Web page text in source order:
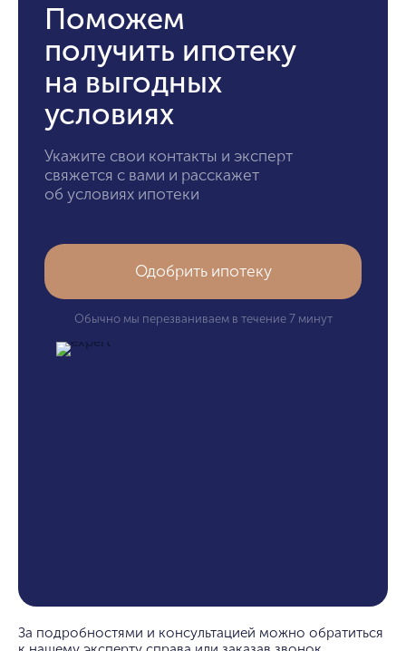
Поможем
получить ипотеку
на выгодных
условиях
Укажите свои контакты и эксперт
свяжется с вами и расскажет
об условиях ипотеки
Одобрить ипотеку
Обычно мы перезваниваем в течение 7 минут
За подробностями и консультацией можно обратиться